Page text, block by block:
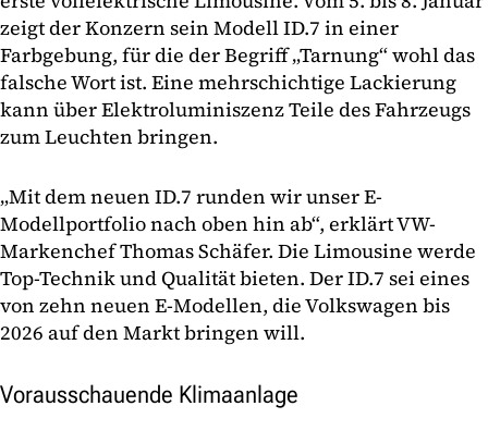
zeigt der Konzern sein Modell ID.7 in einer
Farbgebung, für die der Begriff „Tarnung“ wohl das
falsche Wort ist. Eine mehrschichtige Lackierung
kann über Elektroluminiszenz Teile des Fahrzeugs
zum Leuchten bringen.
„Mit dem neuen ID.7 runden wir unser E-
Modellportfolio nach oben hin ab“, erklärt VW-
Markenchef Thomas Schäfer. Die Limousine werde
Top-Technik und Qualität bieten. Der ID.7 sei eines
von zehn neuen E-Modellen, die Volkswagen bis
2026 auf den Markt bringen will.
Vorausschauende Klimaanlage